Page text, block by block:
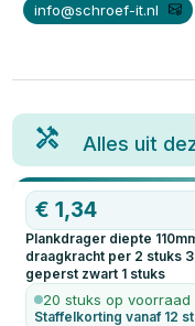
info@schroef-it.nl
Alles uit
€1,34
Plankdrager diepte
draagkracht per 2 stuks
geperst zwart 1 stuks
20 stuks op voorraad
Staffelkorting vanaf 12